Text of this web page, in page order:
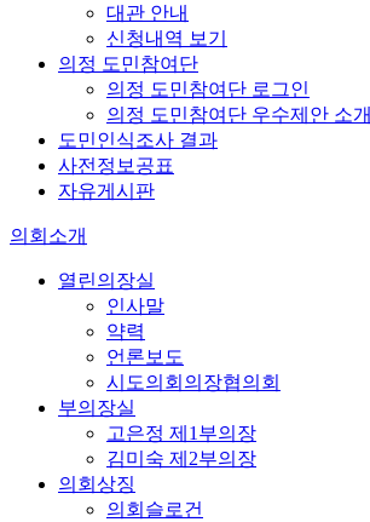
대관 안내
신청내역 보기
의정 도민참여단
의정 도민참여단 로그인
의정 도민참여단 우수제안 소개
도민인식조사 결과
사전정보공표
자유게시판
의회소개
열린의장실
인사말
약력
언론보도
시도의회의장협의회
부의장실
고은정 제1부의장
김미숙 제2부의장
의회상징
의회슬로건